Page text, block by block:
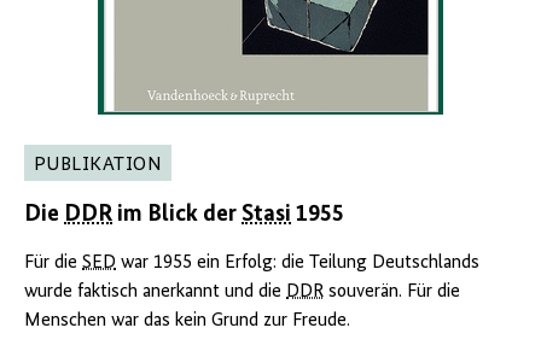
PUBLIKATION
Die DDR im Blick der Stasi 1955
Für die SED war 1955 ein Erfolg: die Teilung Deutschlands
wurde faktisch anerkannt und die DDR souverän. Für die
Menschen war das kein Grund zur Freude.